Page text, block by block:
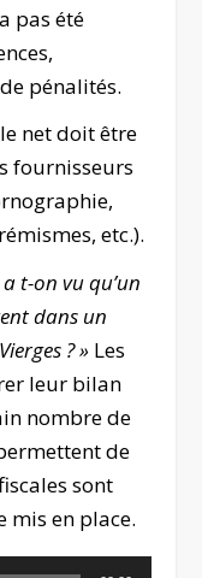
pas été
pénalités.
net doit être
fournisseurs
etc.).
t-on vu qu’un
dans un
? »Les
leur bilan
nombre de
de
sont
mis en place.